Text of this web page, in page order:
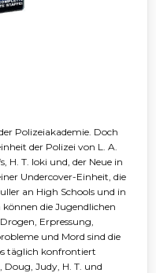
Polizeiakademie. Doch
der Polizei von L. A.
H. T. Ioki und, der Neue in
Undercover-Einheit, die
an High Schools und in
die Jugendlichen
Erpressung,
und Mord sind die
täglich konfrontiert
Judy, H. T. und